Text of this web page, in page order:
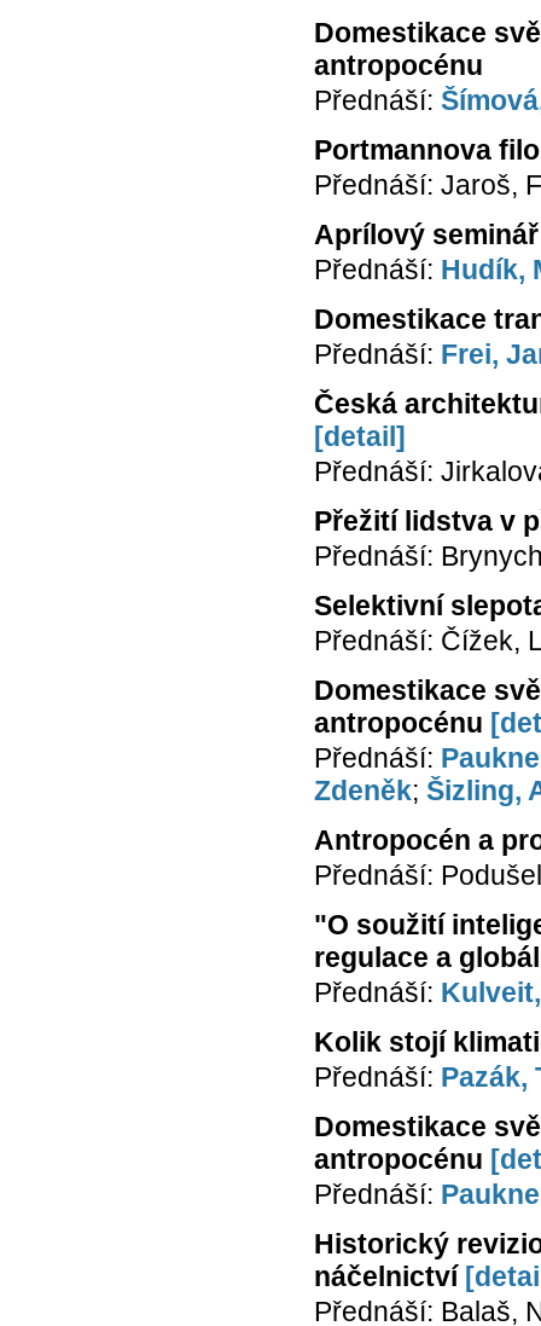
Domestikace
antropocénu
Přednáší:
Portmannova
Přednáší: Jaroš,
Aprílový
Přednáší: Hudík,
Domestikace
Přednáší: Frei,
Česká
[detail]
Přednáší:
Přežití lidstva v
Přednáší:
Selektivní
Přednáší: Čížek,
Domestikace
antropocénu
Přednáší:
Zdeněk; Šizling,
Antropocén a
Přednáší:
"O soužití
regulace a
Přednáší:
Kolik stojí
Přednáší: Pazák,
Domestikace
antropocénu
Přednáší:
Historický
náčelnictví
Přednáší: Balaš,